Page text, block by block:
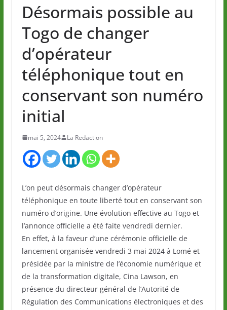
Désormais possible au
Togo de changer
d’opérateur
téléphonique tout en
conservant son numéro
initial
mai 5, 2024 La Redaction
L’on peut désormais changer d’opérateur
téléphonique en toute liberté tout en conservant son
numéro d’origine. Une évolution effective au Togo et
l’annonce officielle a été faite vendredi dernier.
En effet, à la faveur d’une cérémonie officielle de
lancement organisée vendredi 3 mai 2024 à Lomé et
présidée par la ministre de l’économie numérique et
de la transformation digitale, Cina Lawson, en
présence du directeur général de l’Autorité de
Régulation des Communications électroniques et des